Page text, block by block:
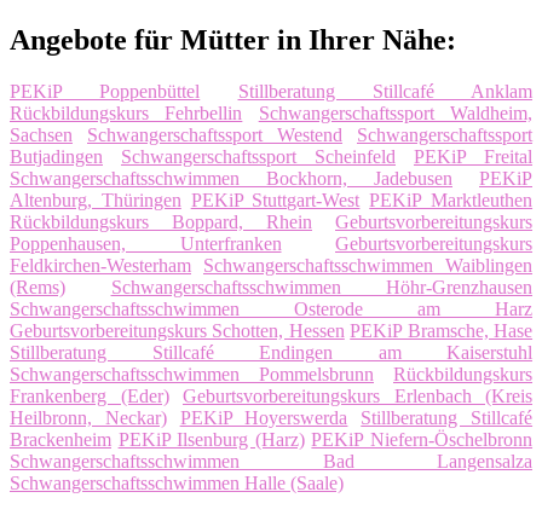
Angebote für Mütter in Ihrer Nähe:
PEKiP Poppenbüttel
Stillberatung Stillcafé Anklam
Rückbildungskurs Fehrbellin
Schwangerschaftssport Waldheim,
Sachsen
Schwangerschaftssport Westend
Schwangerschaftssport
Butjadingen
Schwangerschaftssport Scheinfeld
PEKiP Freital
Schwangerschaftsschwimmen Bockhorn, Jadebusen
PEKiP
Altenburg, Thüringen PEKiP Stuttgart-West PEKiP Marktleuthen
Rückbildungskurs Boppard, Rhein
Geburtsvorbereitungskurs
Poppenhausen, Unterfranken
Geburtsvorbereitungskurs
Feldkirchen-Westerham
Schwangerschaftsschwimmen Waiblingen
(Rems)
Schwangerschaftsschwimmen Höhr-Grenzhausen
Schwangerschaftsschwimmen Osterode am Harz
Geburtsvorbereitungskurs Schotten, Hessen PEKiP Bramsche, Hase
Stillberatung Stillcafé Endingen am Kaiserstuhl
Schwangerschaftsschwimmen Pommelsbrunn
Rückbildungskurs
Frankenberg (Eder)
Geburtsvorbereitungskurs Erlenbach (Kreis
Heilbronn, Neckar)
PEKiP Hoyerswerda
Stillberatung Stillcafé
Brackenheim PEKiP Ilsenburg (Harz) PEKiP Niefern-Öschelbronn
Schwangerschaftsschwimmen Bad Langensalza
Schwangerschaftsschwimmen Halle (Saale)